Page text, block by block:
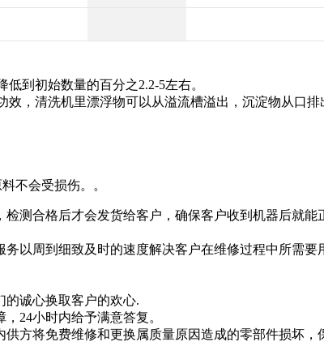
到初始数量的百分之2.2-5左右。
，清洗机里漂浮物可以从溢流槽溢出，沉淀物从口排
不会受损伤。。
测合格后才会发货给客户，确保客户收到机器后就能
以周到细致及时的速度解决客户在维修过程中所需要
的诚心换取客户的欢心.
24小时内给予满意答复。
方将免费维修和更换属质量原因造成的零部件损坏，